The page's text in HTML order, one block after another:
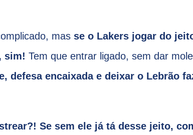
mas se o Lakers jogar do
sim! Tem que entrar ligado, sem dar
defesa encaixada e deixar o Lebrão
Se sem ele já tá desse jeito,